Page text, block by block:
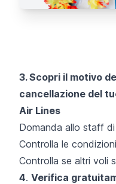
3. Scopri il motivo
cancellazione del
Air Lines
Domanda allo staff di
Controlla le
Controlla se altri voli
4. Verifica